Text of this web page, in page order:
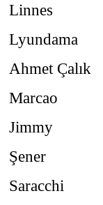
Ahmet
Jimmy
Şener